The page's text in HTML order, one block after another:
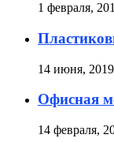
1 февраля,
14 июня, 2019
Офисная
14 февраля,